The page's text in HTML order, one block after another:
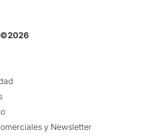
©2026
y Newsletter